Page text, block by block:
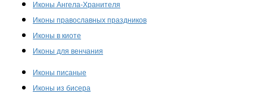
Иконы Ангела-Хранителя
Иконы православных праздников
Иконы в киоте
Иконы для венчания
Иконы писаные
Иконы из бисера